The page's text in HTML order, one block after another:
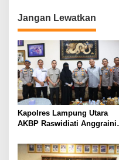
Tahun, Nyaris Diamuk Massa
Jangan Lewatkan
Kapolres Lampung Utara
AKBP Raswidiati Anggraini
Tokoh Masyarakat dan Adat
Perkuat Kamtibmas